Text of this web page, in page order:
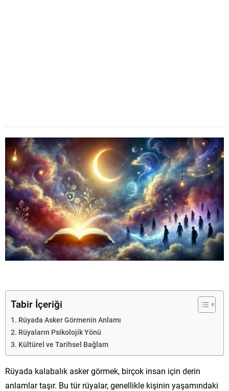
Tabir İçeriği
Rüyada Asker Görmenin Anlamı
Rüyaların Psikolojik Yönü
Kültürel ve Tarihsel Bağlam
Rüyada kalabalık asker görmek, birçok insan için derin
anlamlar taşır. Bu tür rüyalar, genellikle kişinin yaşamındaki